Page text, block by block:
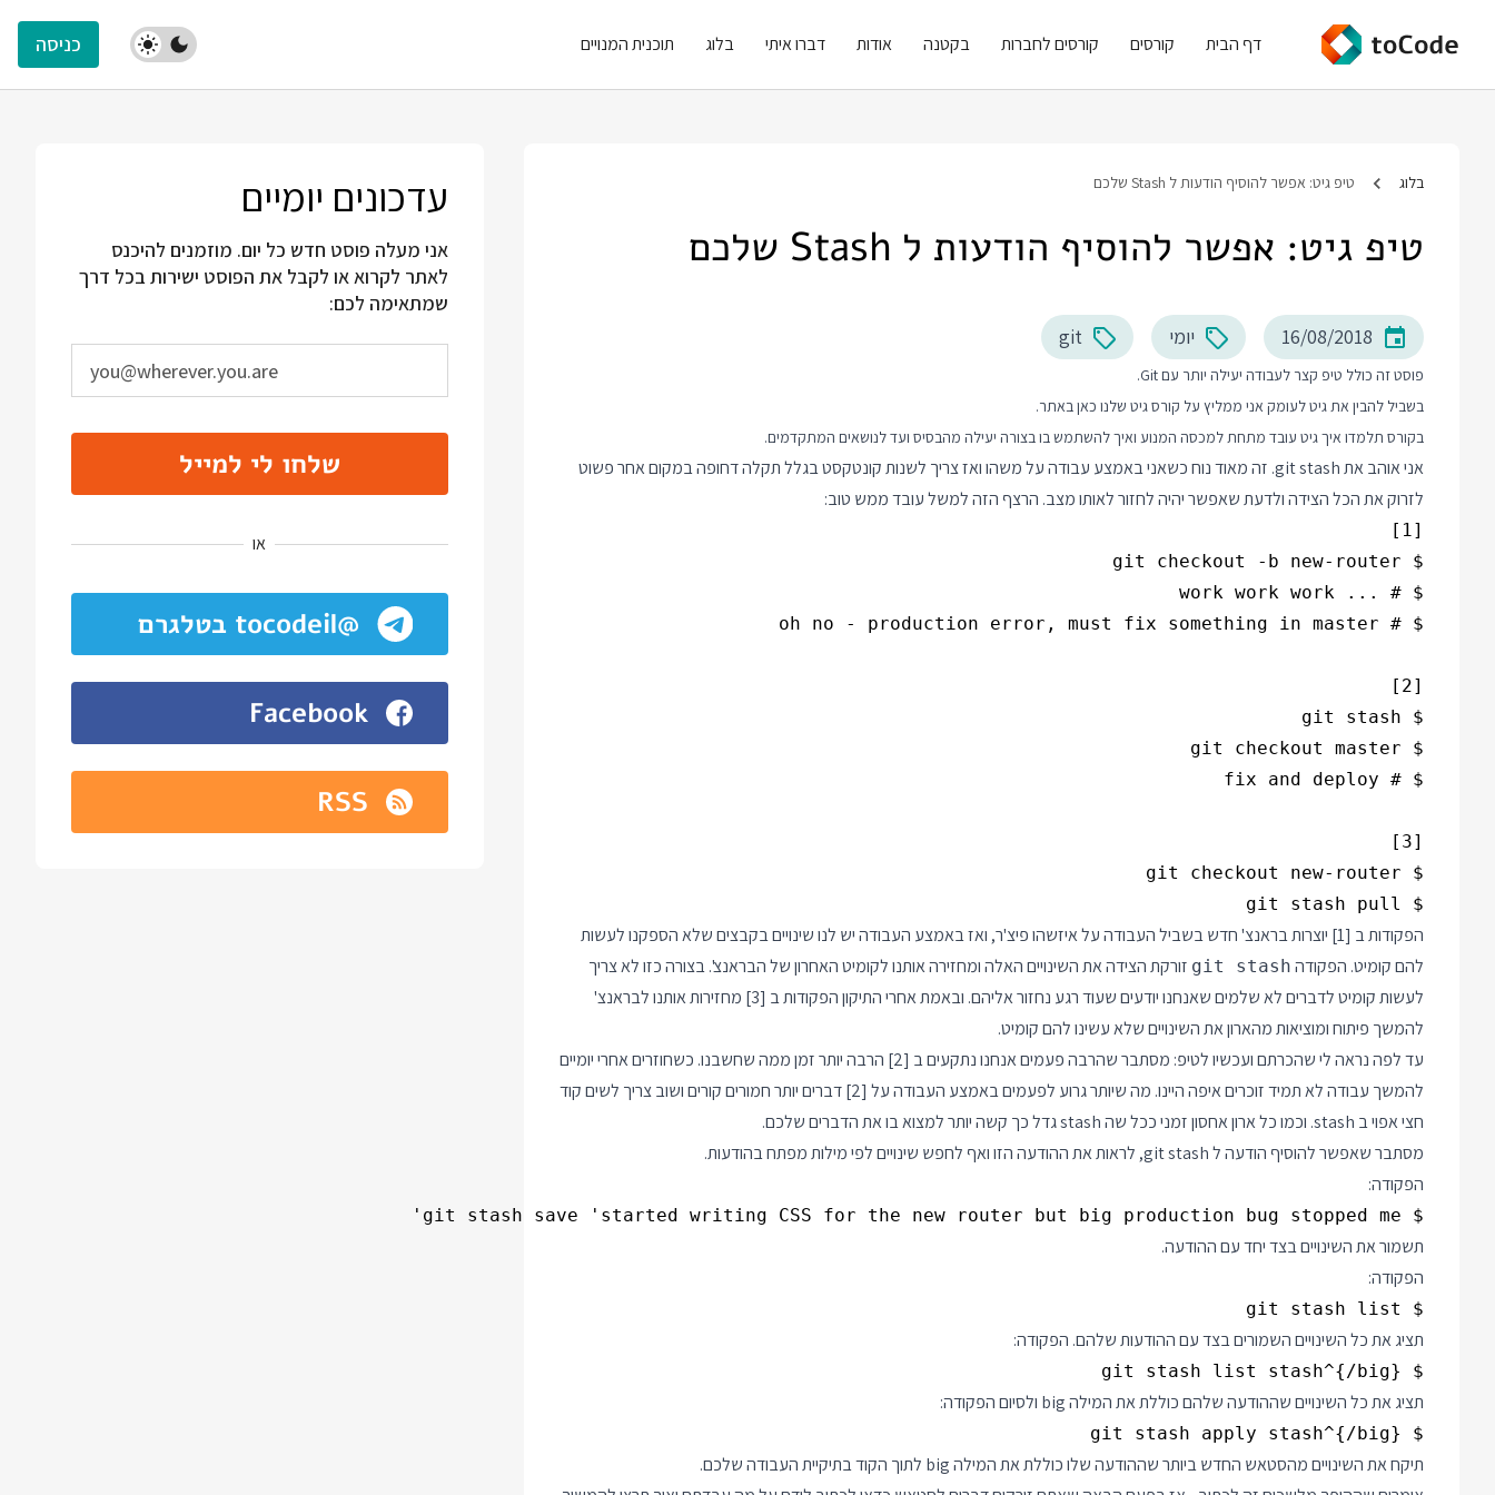
דף הבית קורסים קורסים לחברות בקטנה אודות דברו איתי בלוג תוכנית המנויים כניסה
בלוג טיפ גיט: אפשר להוסיף הודעות ל Stash שלכם
טיפ גיט: אפשר להוסיף הודעות ל Stash שלכם
16/08/2018 יומי git
פוסט זה כולל טיפ קצר לעבודה יעילה יותר עם Git.
בשביל להבין את גיט לעומק אני ממליץ על קורס גיט שלנו כאן באתר.
בקורס תלמדו איך גיט עובד מתחת למכסה המנוע ואיך להשתמש בו בצורה יעילה מהבסיס ועד לנושאים המתקדמים.
אני אוהב את git stash. זה מאוד נוח כשאני באמצע עבודה על משהו ואז צריך לשנות קונטקסט בגלל תקלה דחופה במקום אחר פשוט
לזרוק את הכל הצידה ולדעת שאפשר יהיה לחזור לאותו מצב. הרצף הזה למשל עובד ממש טוב:
$ git stash pull
הפקודות ב [1] יוצרות בראנצ' חדש בשביל העבודה על איזשהו פיצ'ר, ואז באמצע העבודה יש לנו שינויים בקבצים שלא הספקנו לעשות
להם קומיט. הפקודה git stash זורקת הצידה את השינויים האלה ומחזירה אותנו לקומיט האחרון של הבראנצ'. בצורה כזו לא צריך
לעשות קומיט לדברים לא שלמים שאנחנו יודעים שעוד רגע נחזור אליהם. ובאמת אחרי התיקון הפקודות ב [3] מחזירות אותנו לבראנצ'
להמשך פיתוח ומוציאות מהארון את השינויים שלא עשינו להם קומיט.
עד לפה נראה לי שהכרתם ועכשיו לטיפ: מסתבר שהרבה פעמים אנחנו נתקעים ב [2] הרבה יותר זמן ממה שחשבנו. כשחוזרים אחרי יומיים
להמשך עבודה לא תמיד זוכרים איפה היינו. מה שיותר גרוע לפעמים באמצע העבודה על [2] דברים יותר חמורים קורים ושוב צריך לשים קוד
חצי אפוי ב stash. וכמו כל ארון אחסון זמני ככל שה stash גדל כך קשה יותר למצוא בו את הדברים שלכם.
מסתבר שאפשר להוסיף הודעה ל git stash, לראות את ההודעה הזו ואף לחפש שינויים לפי מילות מפתח בהודעות.
הפקודה:
$ git stash save 'started writing CSS for the new router but big production bug stopped me'
תשמור את השינויים בצד יחד עם ההודעה.
הפקודה:
$ git stash list
תציג את כל השינויים השמורים בצד עם ההודעות שלהם. הפקודה:
$ git stash list stash^{/big}
תציג את כל השינויים שההודעה שלהם כוללת את המילה big ולסיום הפקודה:
$ git stash apply stash^{/big}
תיקח את השינויים מהסטאש החדש ביותר שההודעה שלו כוללת את המילה big לתוך הקוד בתיקיית העבודה שלכם.
עדכונים יומיים
אני מעלה פוסט חדש כל יום. מוזמנים להיכנס
לאתר לקרוא או לקבל את הפוסט ישירות בכל דרך
שמתאימה לכם:
שלחו לי למייל
או
@tocodeil בטלגרם
Facebook
RSS